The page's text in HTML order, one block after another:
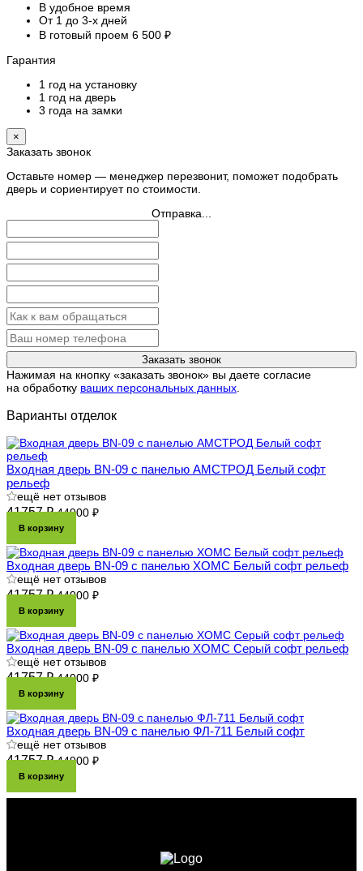
В удобное время
От 1 до 3-х дней
В готовый проем 6 500 ₽
Гарантия
1 год на установку
1 год на дверь
3 года на замки
×
Заказать звонок
Оставьте номер — менеджер перезвонит, поможет подобрать
дверь и сориентирует по стоимости.
Отправка...
Заказать звонок
Нажимая на кнопку «заказать звонок» вы даете согласие
на обработку ваших персональных данных
Варианты отделок
Входная дверь BN-09 с панелью АМСТРОД Белый софт
рельеф
ещё нет отзывов
41757 ₽ 44900 ₽
В корзину
Входная дверь BN-09 с панелью ХОМС Белый софт рельеф
ещё нет отзывов
41757 ₽ 44900 ₽
В корзину
Входная дверь BN-09 с панелью ХОМС Серый софт рельеф
ещё нет отзывов
41757 ₽ 44900 ₽
В корзину
Входная дверь BN-09 с панелью ФЛ-711 Белый софт
ещё нет отзывов
41757 ₽ 44900 ₽
В корзину